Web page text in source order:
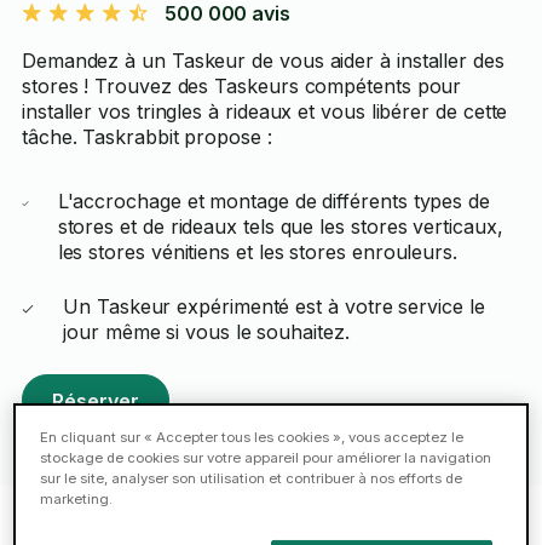
500 000 avis
Demandez à un Taskeur de vous aider à installer des
stores ! Trouvez des Taskeurs compétents pour
installer vos tringles à rideaux et vous libérer de cette
tâche. Taskrabbit propose :
L'accrochage et montage de différents types de
stores et de rideaux tels que les stores verticaux,
les stores vénitiens et les stores enrouleurs.
Un Taskeur expérimenté est à votre service le
jour même si vous le souhaitez.
Réserver
En cliquant sur « Accepter tous les cookies », vous acceptez le
stockage de cookies sur votre appareil pour améliorer la navigation
sur le site, analyser son utilisation et contribuer à nos efforts de
marketing.